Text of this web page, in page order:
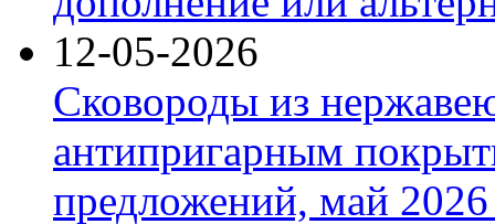
12-05-2026
Сковороды из
антипригарным
предложений, май 2026